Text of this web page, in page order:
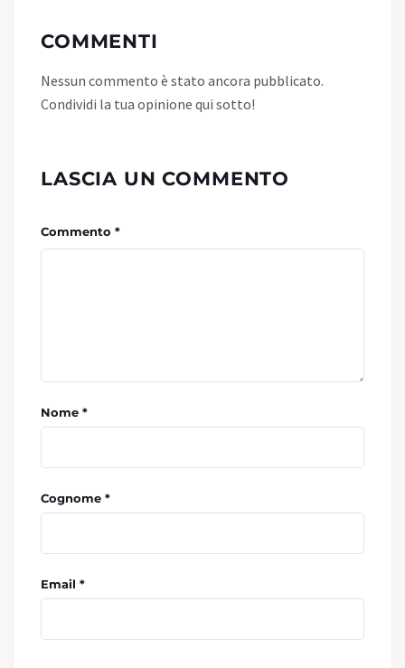
COMMENTI
Nessun commento è stato ancora pubblicato.
Condividi la tua opinione qui sotto!
LASCIA UN COMMENTO
Commento *
Nome *
Cognome *
Email *